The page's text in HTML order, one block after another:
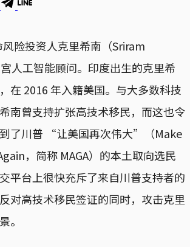
险投资人克里希南（Sriram
人工智能顾问。印度出生的克里希
在 2016 年入籍美国。与大多数科技
南曾支持扩张高技术移民，而这也令
了川普 “让美国再次伟大”（Make
，简称 MAGA）的本土取向选民
平台上很快充斥了来自川普支持者的
对高技术移民签证的同时，攻击克里
。